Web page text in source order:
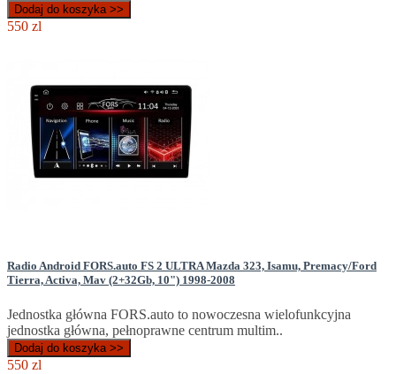
Dodaj do koszyka >>
550 zl
Radio Android FORS.auto FS 2 ULTRA Mazda 323, Isamu, Premacy/Ford
Tierra, Activa, Mav (2+32Gb, 10") 1998-2008
Jednostka główna FORS.auto to nowoczesna wielofunkcyjna
jednostka główna, pełnoprawne centrum multim..
Dodaj do koszyka >>
550 zl